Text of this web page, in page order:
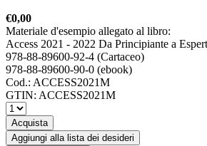
€0,00
Materiale d'esempio allegato al libro:
Access 2021 - 2022 Da Principiante a
978-88-89600-92-4 (Cartaceo)
978-88-89600-90-0 (ebook)
Cod.: ACCESS2021M
GTIN: ACCESS2021M
Acquista
Aggiungi alla lista dei desideri